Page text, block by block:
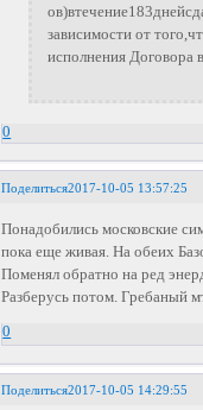
зависимости от
исполнения Договора
0
Поделиться2017-10-05 13:57:25
Понадобились московские
пока еще живая. На обеих
Поменял обратно на ред
Разберусь потом. Гребаный
0
Поделиться2017-10-05 14:29:55